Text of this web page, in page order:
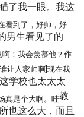
了我一眼。我这
看到了，好帅，好
男生看见了的
！我会羡慕他？作
让人家帅啊]现在我
这学校也太太太
真是个大啊。哇教
也这么大，而且